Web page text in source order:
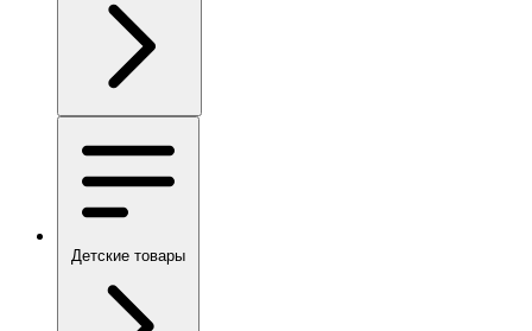
Детские товары